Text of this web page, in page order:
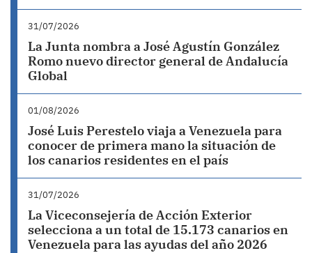
31/07/2026
La Junta nombra a José Agustín González
Romo nuevo director general de Andalucía
Global
01/08/2026
José Luis Perestelo viaja a Venezuela para
conocer de primera mano la situación de
los canarios residentes en el país
31/07/2026
La Viceconsejería de Acción Exterior
selecciona a un total de 15.173 canarios en
Venezuela para las ayudas del año 2026